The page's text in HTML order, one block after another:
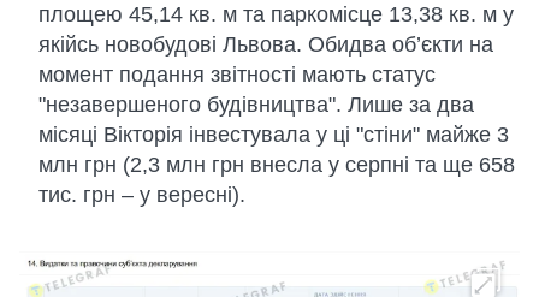
площею 45,14 кв. м та паркомісце 13,38 кв. м у
якійсь новобудові Львова. Обидва об’єкти на
момент подання звітності мають статус
"незавершеного будівництва". Лише за два
місяці Вікторія інвестувала у ці "стіни" майже 3
млн грн (2,3 млн грн внесла у серпні та ще 658
тис. грн – у вересні).